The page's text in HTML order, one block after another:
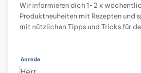
Wir informieren dich 1-2 x
Produktneuheiten mit Rezepten und
mit nützlichen Tipps und Tricks für
Anrede